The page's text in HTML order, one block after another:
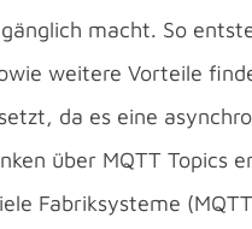
macht. So
weitere Vorteile
da es eine
über MQTT Topics
Fabriksysteme